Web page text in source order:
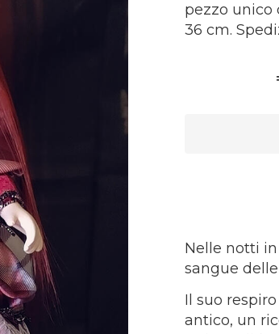
pezzo unico
36 cm.
Nelle notti
sangue
Il suo
antico, un